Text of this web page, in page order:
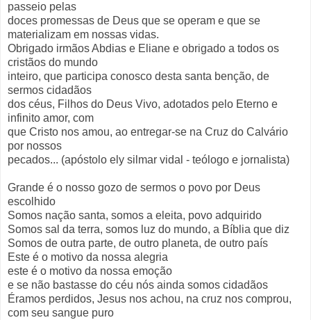
passeio pelas
doces promessas de Deus que se operam e que se
materializam em nossas vidas.
Obrigado irmãos Abdias e Eliane e obrigado a todos os
cristãos do mundo
inteiro, que participa conosco desta santa benção, de
sermos cidadãos
dos céus, Filhos do Deus Vivo, adotados pelo Eterno e
infinito amor, com
que Cristo nos amou, ao entregar-se na Cruz do Calvário
por nossos
pecados... (apóstolo ely silmar vidal - teólogo e jornalista)
Grande é o nosso gozo de sermos o povo por Deus
escolhido
Somos nação santa, somos a eleita, povo adquirido
Somos sal da terra, somos luz do mundo, a Bíblia que diz
Somos de outra parte, de outro planeta, de outro país
Este é o motivo da nossa alegria
este é o motivo da nossa emoção
e se não bastasse do céu nós ainda somos cidadãos
Éramos perdidos, Jesus nos achou, na cruz nos comprou,
com seu sangue puro